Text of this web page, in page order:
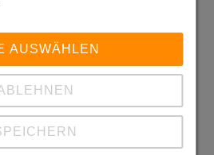
möglich sind:
jenseits des Schulbudgets,
künstlerischer und
den Ehemaligen,
des begehrten Jahresberichts,
AUSWÄHLEN